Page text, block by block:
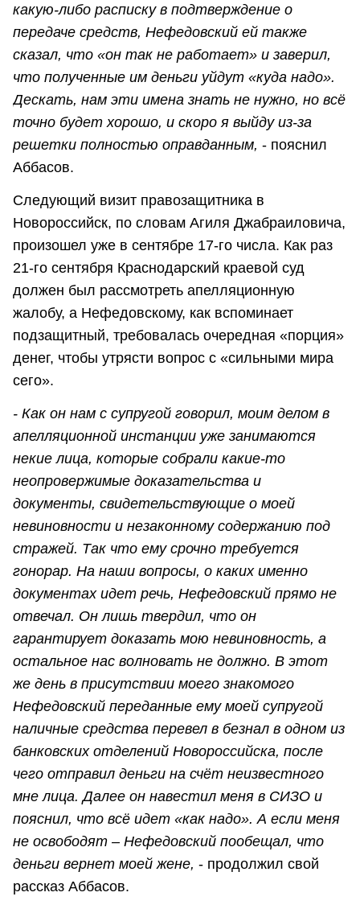
какую-либо расписку в подтверждение о
передаче средств, Нефедовский ей также
сказал, что «он так не работает» и заверил,
что полученные им деньги уйдут «куда надо».
Дескать, нам эти имена знать не нужно, но всё
точно будет хорошо, и скоро я выйду из-за
решетки полностью оправданным, - пояснил
Аббасов.
Следующий визит правозащитника в
Новороссийск, по словам Агиля Джабраиловича,
произошел уже в сентябре 17-го числа. Как раз
21-го сентября Краснодарский краевой суд
должен был рассмотреть апелляционную
жалобу, а Нефедовскому, как вспоминает
подзащитный, требовалась очередная «порция»
денег, чтобы утрясти вопрос с «сильными мира
сего».
- Как он нам с супругой говорил, моим делом в
апелляционной инстанции уже занимаются
некие лица, которые собрали какие-то
неопровержимые доказательства и
документы, свидетельствующие о моей
невиновности и незаконному содержанию под
стражей. Так что ему срочно требуется
гонорар. На наши вопросы, о каких именно
документах идет речь, Нефедовский прямо не
отвечал. Он лишь твердил, что он
гарантирует доказать мою невиновность, а
остальное нас волновать не должно. В этот
же день в присутствии моего знакомого
Нефедовский переданные ему моей супругой
наличные средства перевел в безнал в одном из
банковских отделений Новороссийска, после
чего отправил деньги на счёт неизвестного
мне лица. Далее он навестил меня в СИЗО и
пояснил, что всё идет «как надо». А если меня
не освободят – Нефедовский пообещал, что
деньги вернет моей жене, - продолжил свой
рассказ Аббасов.